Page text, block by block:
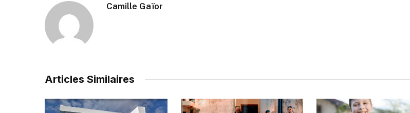
Camille Gaïor
Articles Similaires